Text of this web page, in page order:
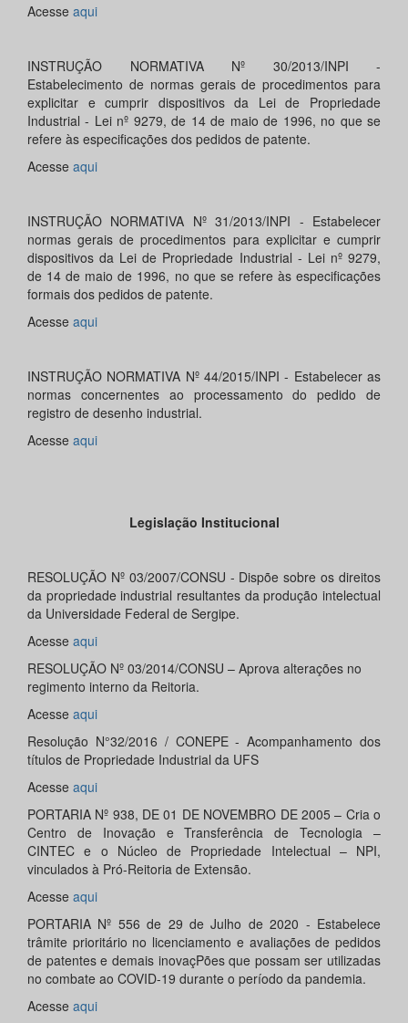
Acesse aqui
INSTRUÇÃO NORMATIVA Nº 30/2013/INPI -
Estabelecimento de normas gerais de procedimentos para
explicitar e cumprir dispositivos da Lei de Propriedade
Industrial - Lei nº 9279, de 14 de maio de 1996, no que se
refere às especificações dos pedidos de patente.
Acesse aqui
INSTRUÇÃO NORMATIVA Nº 31/2013/INPI - Estabelecer
normas gerais de procedimentos para explicitar e cumprir
dispositivos da Lei de Propriedade Industrial - Lei nº 9279,
de 14 de maio de 1996, no que se refere às especificações
formais dos pedidos de patente.
Acesse aqui
INSTRUÇÃO NORMATIVA Nº 44/2015/INPI - Estabelecer as
normas concernentes ao processamento do pedido de
registro de desenho industrial.
Acesse aqui
Legislação Institucional
RESOLUÇÃO Nº 03/2007/CONSU - Dispõe sobre os direitos
da propriedade industrial resultantes da produção intelectual
da Universidade Federal de Sergipe.
Acesse aqui
RESOLUÇÃO Nº 03/2014/CONSU – Aprova alterações no
regimento interno da Reitoria.
Acesse aqui
Resolução N°32/2016 / CONEPE - Acompanhamento dos
títulos de Propriedade Industrial da UFS
Acesse aqui
PORTARIA Nº 938, DE 01 DE NOVEMBRO DE 2005 – Cria o
Centro de Inovação e Transferência de Tecnologia –
CINTEC e o Núcleo de Propriedade Intelectual – NPI,
vinculados à Pró-Reitoria de Extensão.
Acesse aqui
PORTARIA Nº 556 de 29 de Julho de 2020 - Estabelece
trâmite prioritário no licenciamento e avaliações de pedidos
de patentes e demais inovaçPões que possam ser utilizadas
no combate ao COVID-19 durante o período da pandemia.
Acesse aqui